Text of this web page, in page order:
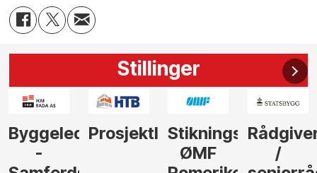
Stillinger
ProsjektlederStikningsingeniør
Rådgiver
/
til